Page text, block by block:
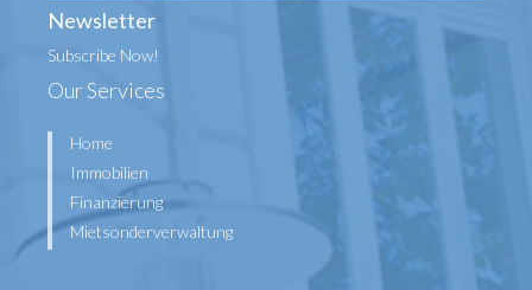
Newsletter
Subscribe Now!
Our Services
Home
Immobilien
Finanzierung
Mietsonderverwaltung